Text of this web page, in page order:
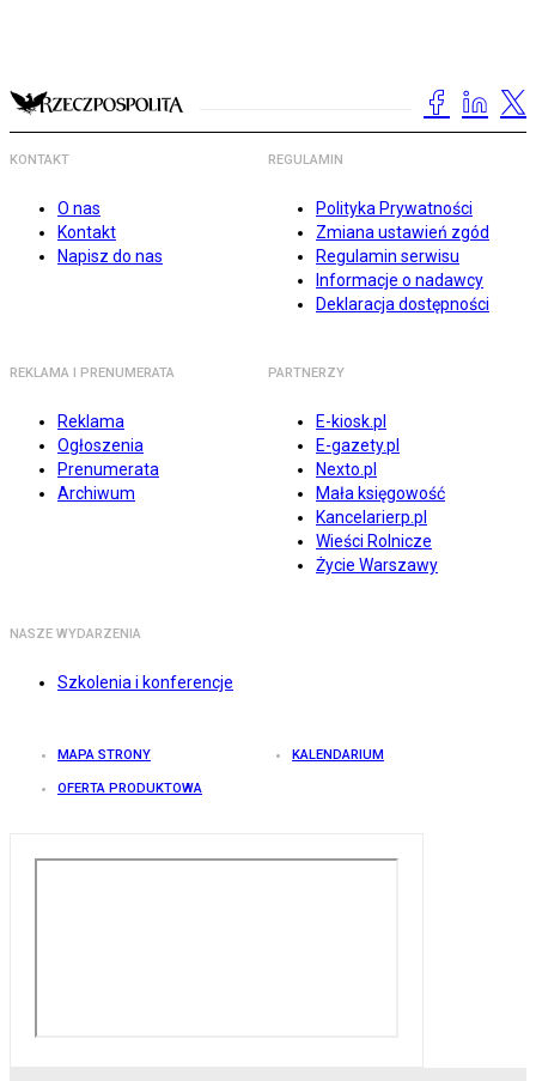
KONTAKT
O nas
Kontakt
Napisz do nas
REGULAMIN
Polityka Prywatności
Zmiana ustawień zgód
Regulamin serwisu
Informacje o nadawcy
Deklaracja dostępności
REKLAMA I PRENUMERATA
Reklama
Ogłoszenia
Prenumerata
Archiwum
PARTNERZY
E-kiosk.pl
E-gazety.pl
Nexto.pl
Mała księgowość
Kancelarierp.pl
Wieści Rolnicze
Życie Warszawy
NASZE WYDARZENIA
Szkolenia i konferencje
MAPA STRONY KALENDARIUM
OFERTA PRODUKTOWA